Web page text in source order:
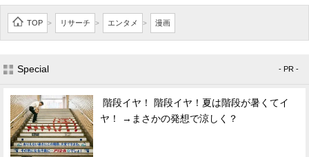
TOP > リサーチ > エンタメ > 漫画
Special - PR -
階段イヤ！ 階段イヤ！夏は階段が暑くてイ
ヤ！ →まさかの発想で涼しく？